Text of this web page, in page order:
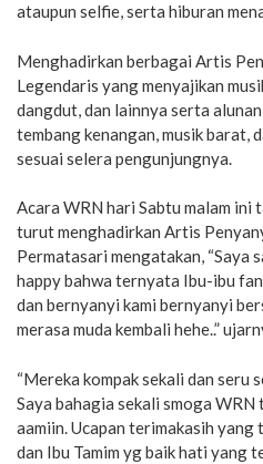
ataupun selfie, serta hiburan
Menghadirkan berbagai Artis
Legendaris yang menyajikan
dangdut, dan lainnya serta
tembang kenangan, musik barat,
sesuai selera pengunjungnya.
Acara WRN hari Sabtu malam
turut menghadirkan Artis
Permatasari mengatakan, “Saya
happy bahwa ternyata Ibu-ibu
dan bernyanyi kami bernyanyi
merasa muda kembali hehe..”
“Mereka kompak sekali dan seru
Saya bahagia sekali smoga
aamiin. Ucapan terimakasih
dan Ibu Tamim yg baik hati yang